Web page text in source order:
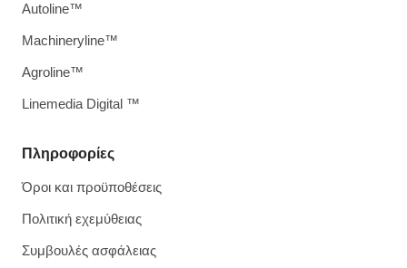
Πληροφορίες
Όροι και προϋποθέσεις
Πολιτική εχεμύθειας
Συμβουλές ασφάλειας
Autoline™
Machineryline™
Agroline™
Linemedia Digital ™